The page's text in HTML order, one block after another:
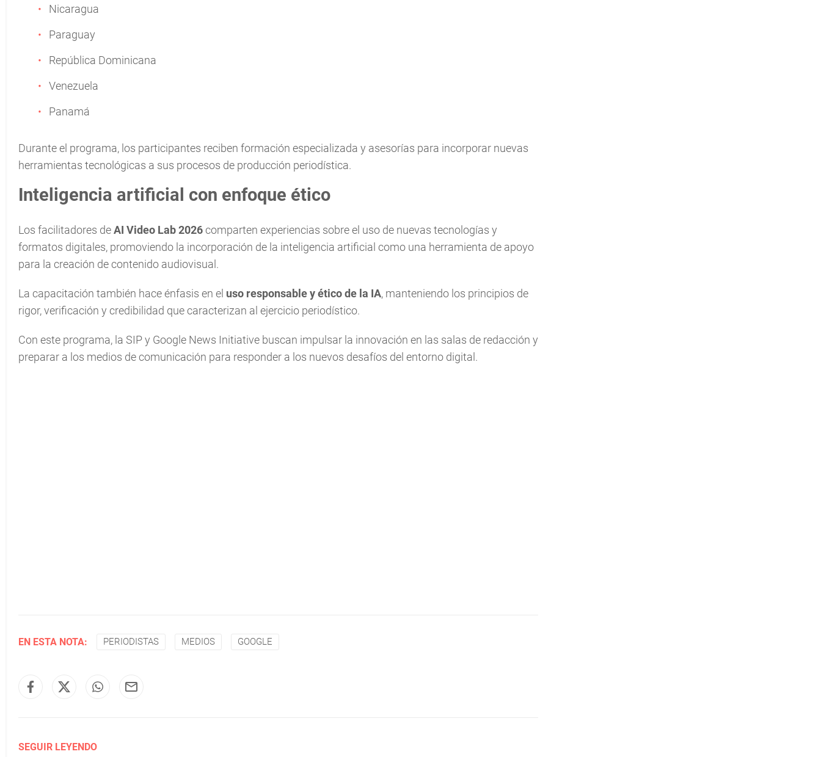
Nicaragua
Paraguay
República Dominicana
Venezuela
Panamá
Durante el programa, los participantes reciben formación especializada y asesorías para incorporar nuevas
herramientas tecnológicas a sus procesos de producción periodística.
Inteligencia artificial con enfoque ético
Los facilitadores deAI Video Lab 2026comparten experiencias sobre el uso de nuevas tecnologías y
formatos digitales, promoviendo la incorporación de la inteligencia artificial como una herramienta de apoyo
para la creación de contenido audiovisual.
La capacitación también hace énfasis en el uso responsable y ético de la IA, manteniendo los principios de
rigor, verificación y credibilidad que caracterizan al ejercicio periodístico.
Con este programa, la SIP y Google News Initiative buscan impulsar la innovación en las salas de redacción y
preparar a los medios de comunicación para responder a los nuevos desafíos del entorno digital.
EN ESTA NOTA: PERIODISTAS MEDIOS GOOGLE
SEGUIR LEYENDO